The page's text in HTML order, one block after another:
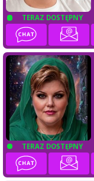
TERAZ DOSTĘPNY
TERAZ DOSTĘPNY